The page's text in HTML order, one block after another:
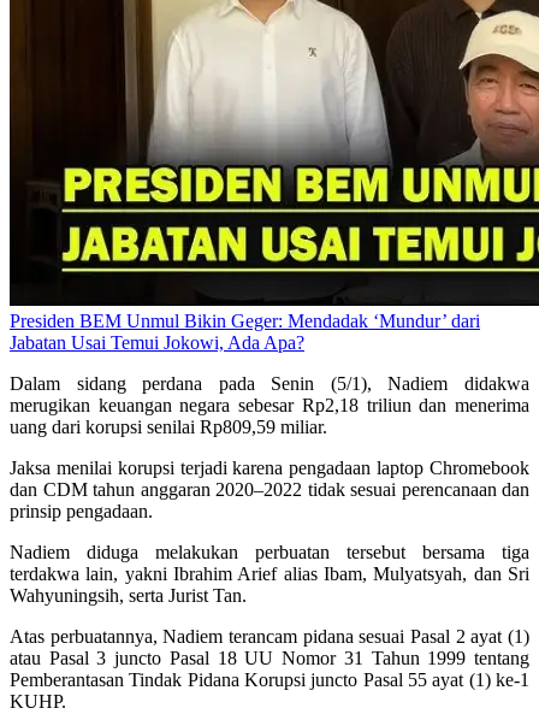
Presiden BEM Unmul Bikin Geger: Mendadak ‘Mundur’ dari
Jabatan Usai Temui Jokowi, Ada Apa?
Dalam sidang perdana pada Senin (5/1), Nadiem didakwa
merugikan keuangan negara sebesar Rp2,18 triliun dan menerima
uang dari korupsi senilai Rp809,59 miliar.
Jaksa menilai korupsi terjadi karena pengadaan laptop Chromebook
dan CDM tahun anggaran 2020–2022 tidak sesuai perencanaan dan
prinsip pengadaan.
Nadiem diduga melakukan perbuatan tersebut bersama tiga
terdakwa lain, yakni Ibrahim Arief alias Ibam, Mulyatsyah, dan Sri
Wahyuningsih, serta Jurist Tan.
Atas perbuatannya, Nadiem terancam pidana sesuai Pasal 2 ayat (1)
atau Pasal 3 juncto Pasal 18 UU Nomor 31 Tahun 1999 tentang
Pemberantasan Tindak Pidana Korupsi juncto Pasal 55 ayat (1) ke-1
KUHP.